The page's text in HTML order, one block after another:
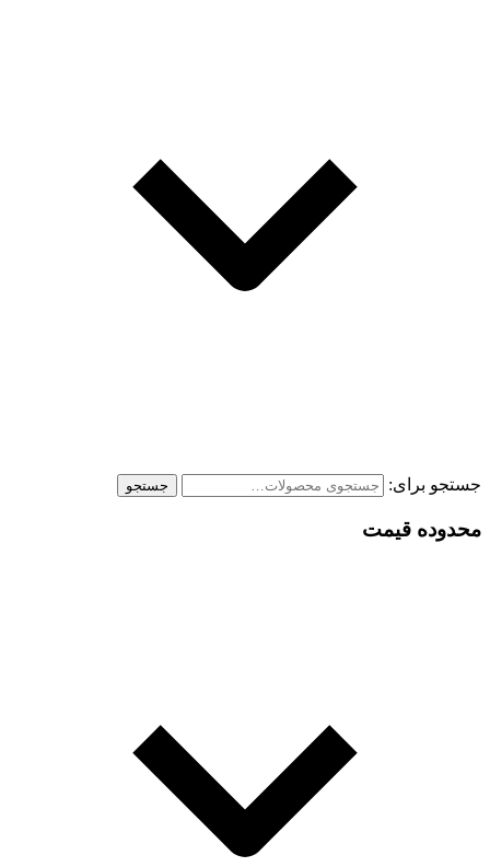
جستجو برای: جستجو
محدوده قیمت